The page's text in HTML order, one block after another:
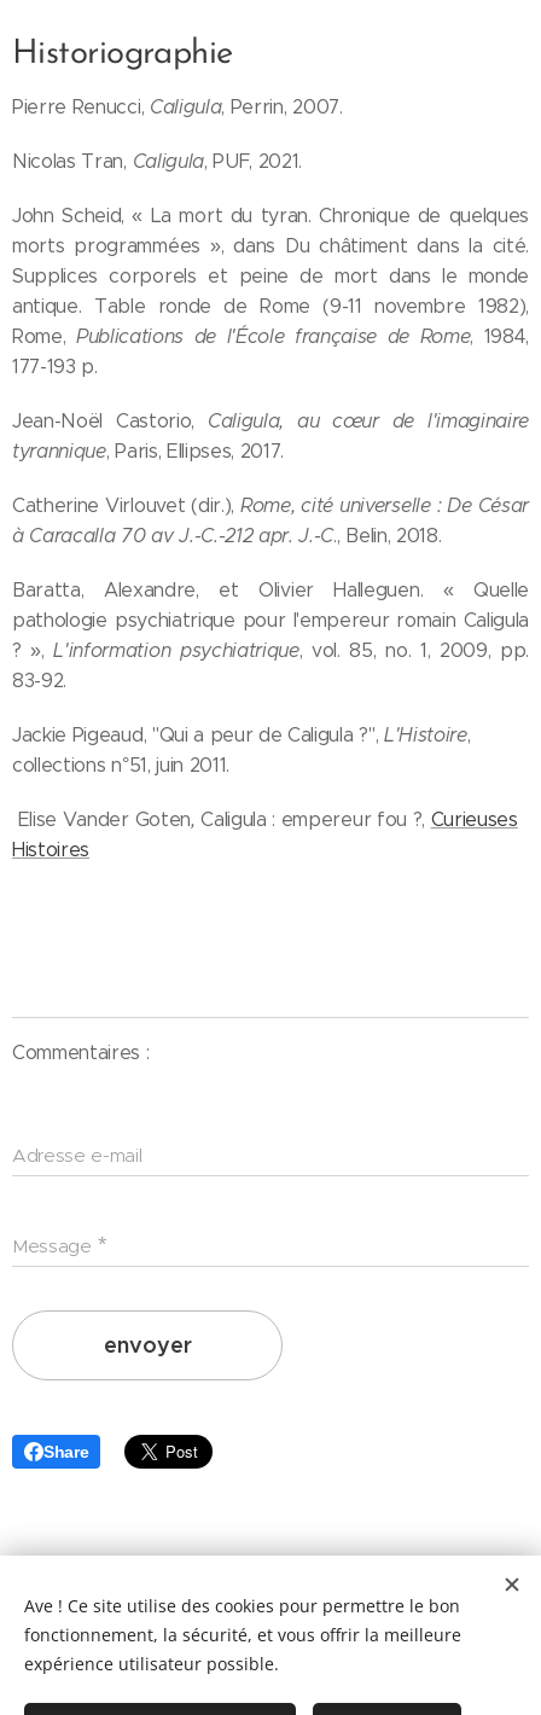
Historiographie
Pierre Renucci, Caligula, Perrin, 2007.
Nicolas Tran, Caligula, PUF, 2021.
John Scheid, « La mort du tyran. Chronique de quelques
morts programmées », dans Du châtiment dans la cité.
Supplices corporels et peine de mort dans le monde
antique. Table ronde de Rome (9-11 novembre 1982),
Rome, Publications de l'École française de Rome, 1984,
177-193 p.
Jean-Noël Castorio, Caligula, au cœur de l'imaginaire
tyrannique, Paris, Ellipses, 2017.
Catherine Virlouvet (dir.), Rome, cité universelle : De César
à Caracalla 70 av J.-C.-212 apr. J.-C., Belin, 2018.
Baratta, Alexandre, et Olivier Halleguen. « Quelle
pathologie psychiatrique pour l'empereur romain Caligula
? »,L'information psychiatrique, vol. 85, no. 1, 2009, pp.
83-92.
Jackie Pigeaud, "Qui a peur de Caligula ?", L'Histoire,
collections n°51, juin 2011.
Elise Vander Goten,Caligula : empereur fou ?, Curieuses
Histoires
Commentaires :
Adresse e-mail
Message
envoyer
Share
© 2021-2026 Caput Mundi Podcast. Tous droits réservés.
Mentions légales
🚀
Ave ! Ce site utilise des cookies pour permettre le bon
fonctionnement, la sécurité, et vous offrir la meilleure
expérience utilisateur possible.